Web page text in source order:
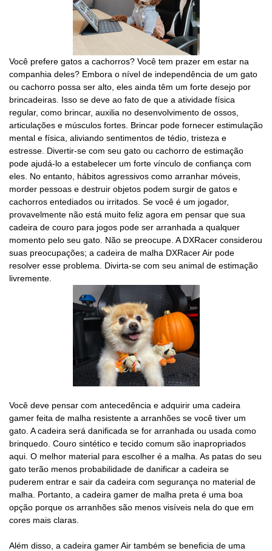
Você prefere gatos a cachorros? Você tem prazer em estar na
companhia deles? Embora o nível de independência de um gato
ou cachorro possa ser alto, eles ainda têm um forte desejo por
brincadeiras. Isso se deve ao fato de que a atividade física
regular, como brincar, auxilia no desenvolvimento de ossos,
articulações e músculos fortes. Brincar pode fornecer estimulação
mental e física, aliviando sentimentos de tédio, tristeza e
estresse. Divertir-se com seu gato ou cachorro de estimação
pode ajudá-lo a estabelecer um forte vínculo de confiança com
eles. No entanto, hábitos agressivos como arranhar móveis,
morder pessoas e destruir objetos podem surgir de gatos e
cachorros entediados ou irritados. Se você é um jogador,
provavelmente não está muito feliz agora em pensar que sua
cadeira de couro para jogos pode ser arranhada a qualquer
momento pelo seu gato. Não se preocupe. A DXRacer considerou
suas preocupações; a cadeira de malha DXRacer Air pode
resolver esse problema. Divirta-se com seu animal de estimação
livremente.
Você deve pensar com antecedência e adquirir uma cadeira
gamer feita de malha resistente a arranhões se você tiver um
gato. A cadeira será danificada se for arranhada ou usada como
brinquedo. Couro sintético e tecido comum são inapropriados
aqui. O melhor material para escolher é a malha. As patas do seu
gato terão menos probabilidade de danificar a cadeira se
puderem entrar e sair da cadeira com segurança no material de
malha. Portanto, a cadeira gamer de malha preta é uma boa
opção porque os arranhões são menos visíveis nela do que em
cores mais claras.
Além disso, a cadeira gamer Air também se beneficia de uma